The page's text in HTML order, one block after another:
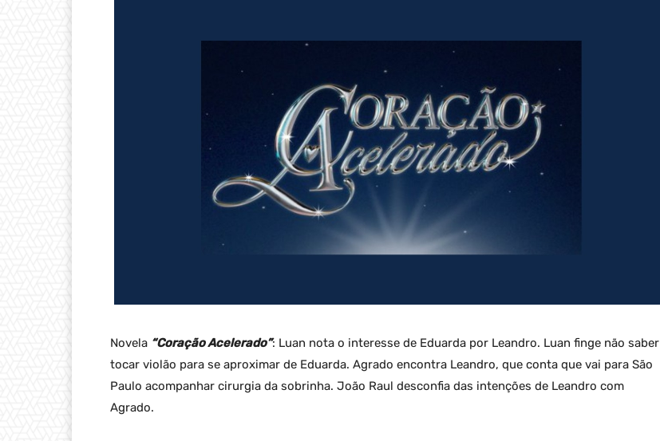
Novela “Coração Acelerado”: Luan nota o interesse de Eduarda por Leandro. Luan finge não saber
tocar violão para se aproximar de Eduarda. Agrado encontra Leandro, que conta que vai para São
Paulo acompanhar cirurgia da sobrinha. João Raul desconfia das intenções de Leandro com
Agrado.